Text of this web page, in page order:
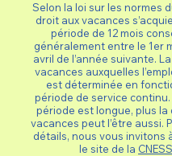
Selon la loi sur les normes
droit aux vacances
période de 12 mois
généralement entre le 1er
avril de l’année suivante.
vacances auxquelles
est déterminée en
période de service
période est longue, plus la
vacances peut l’être aussi.
détails, nous vous invitons
le site de la